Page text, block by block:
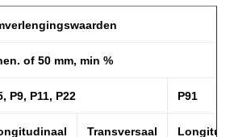
of 50 mm, min %
P9, P11, P22 P91
Transversaal